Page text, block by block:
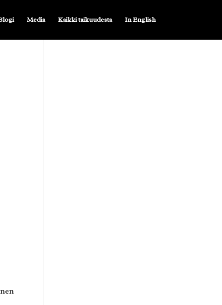
Media Kaikki taikuudesta In English